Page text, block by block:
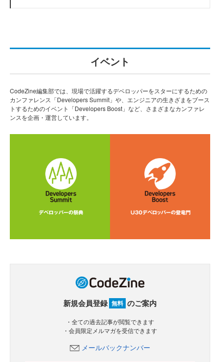
イベント
CodeZine編集部では、現場で活躍するデベロッパーをスターにするための
カンファレンス「Developers Summit」や、エンジニアの生きざまをブース
トするためのイベント「Developers Boost」など、さまざまなカンファレ
ンスを企画・運営しています。
新規会員登録 無料 のご案内
・全ての過去記事が閲覧できます
・会員限定メルマガを受信できます
メールバックナンバー